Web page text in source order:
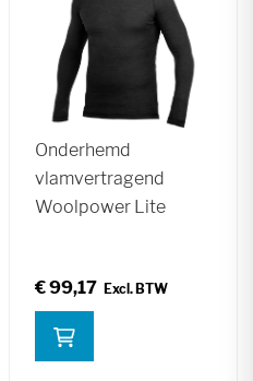
Onderhemd
vlamvertragend
Woolpower Lite
€ 99,17